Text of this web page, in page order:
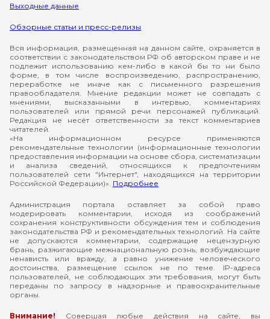
Выходные данные
Обзорные статьи и пресс-релизы
Вся информация, размещенная на данном сайте, охраняется в
соответствии с законодательством РФ об авторском праве и не
подлежит использованию кем-либо в какой бы то ни было
форме, в том числе воспроизведению, распространению,
переработке не иначе как с письменного разрешения
правообладателя. Мнение редакции может не совпадать с
мнениями, высказанными в интервью, комментариях
пользователей или прямой речи персонажей публикаций.
Редакция не несёт ответственности за текст комментариев
читателей.
«На информационном ресурсе применяются
рекомендательные технологии (информационные технологии
предоставления информации на основе сбора, систематизации
и анализа сведений, относящихся к предпочтениям
пользователей сети "Интернет", находящихся на территории
Российской Федерации)». Подробнее
Администрация портала оставляет за собой право
модерировать комментарии, исходя из соображений
сохранения конструктивности обсуждения тем и соблюдения
законодательства РФ и рекомендательных технологий. На сайте
не допускаются комментарии, содержащие нецензурную
брань, разжигающие межнациональную рознь, возбуждающие
ненависть или вражду, а равно унижение человеческого
достоинства, размещение ссылок не по теме. IP-адреса
пользователей, не соблюдающих эти требования, могут быть
переданы по запросу в надзорные и правоохранительные
органы.
Внимание! Совершая любые действия на сайте, вы